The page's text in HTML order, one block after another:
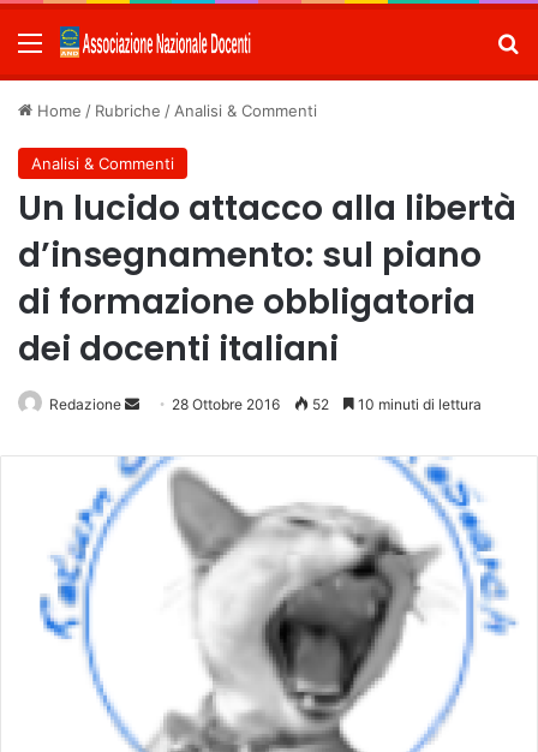
Menu
Home / Rubriche / Analisi & Commenti
Analisi & Commenti
Un lucido attacco alla libertà
d’insegnamento: sul piano
di formazione obbligatoria
dei docenti italiani
Redazione
Invia 28 Ottobre 2016 52 10 minuti di lettura